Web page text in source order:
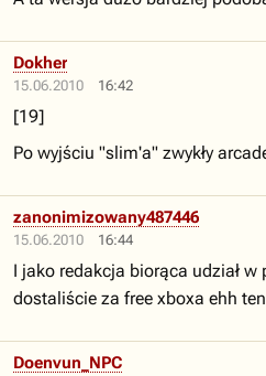
15.06.2010 16:42
Dokher
[19]
Po wyjściu "slim'a" zwykły
15.06.2010 16:44
zanonimizowany487446
I jako redakcja biorąca udział w
dostaliście za free xboxa ehh
Doenvun_NPC